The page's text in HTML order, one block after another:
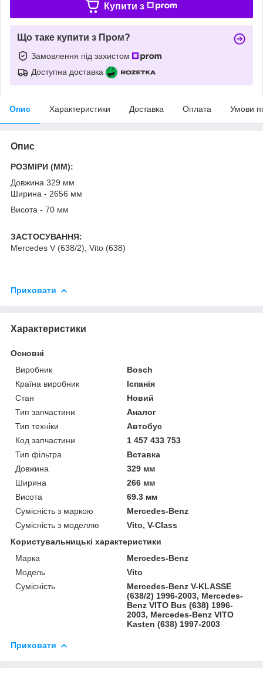
Купити з
Що таке купити з Пром?
Замовлення під захистом
Доступна доставка
Опис Характеристики Доставка Оплата Умови
Опис
РОЗМІРИ (MM):
Довжина 329 мм
Ширина - 2656 мм
Висота - 70 мм
ЗАСТОСУВАННЯ:
Mercedes V (638/2), Vito (638)
Приховати
Характеристики
Основні
Виробник
Bosch
Країна виробник
Іспанія
Стан
Новий
Тип запчастини
Аналог
Тип техніки
Автобус
Код запчастини
1 457 433 753
Тип фільтра
Вставка
Довжина
329 мм
Ширина
266 мм
Висота
69.3 мм
Сумісність з маркою
Mercedes-Benz
Сумісність з моделлю
Vito, V-Class
Користувальницькі характеристики
Марка
Mercedes-Benz
Модель
Vito
Сумісність
Mercedes-Benz V-KLASSE
(638/2) 1996-2003, Mercedes-
Benz VITO Bus (638) 1996-
2003, Mercedes-Benz VITO
Kasten (638) 1997-2003
Приховати